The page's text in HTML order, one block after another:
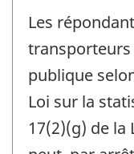
Les
publique
Loi sur la
17(2)(g) de la